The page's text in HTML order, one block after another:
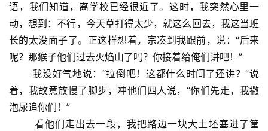
语，我们知道，离学校已经很近了。这时，我突然心里一
动，想到：不行，今天草打得太少，就这么回去，我这当班
长的太没面子了。正这样想着，宗凑到我跟前，说：“后来
呢？那猴子他们过去火焰山了吗？你接着给俺们讲吧！”
我没好气地说：“拉倒吧！这都什么时间了还讲？”说
着，我故意放慢了脚步，冲他们四人说，“你们先走，我撒
泡尿追你们！”
看他们走出去一段，我把路边一块大土坯塞进了筐